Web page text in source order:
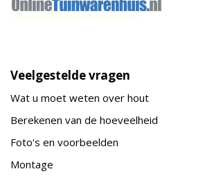
Veelgestelde vragen
Wat u moet weten over hout
Berekenen van de hoeveelheid
Foto's en voorbeelden
Montage